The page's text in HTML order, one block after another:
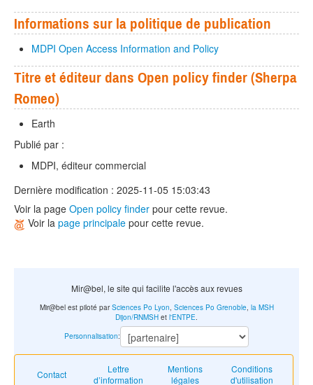
Informations sur la politique de publication
MDPI Open Access Information and Policy
Titre et éditeur dans Open policy finder (Sherpa
Romeo)
Earth
Publié par :
MDPI, éditeur commercial
Dernière modification : 2025-11-05 15:03:43
Voir la page Open policy finder pour cette revue.
Voir la page principale pour cette revue.
Mir@bel, le site qui facilite l'accès aux revues
Contact
Lettre
d’information
Mentions
légales
Conditions
d'utilisation
Mir@bel est piloté parSciences Po Lyon, Sciences Po Grenoble, la MSH
Dijon/RNMSH et l'ENTPE.
Personnalisation: